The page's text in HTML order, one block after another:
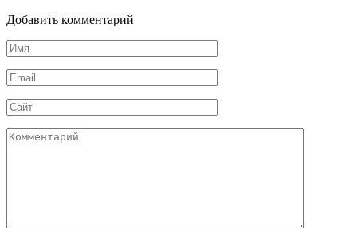
Добавить комментарий
Имя
*
Email
*
Сайт
Комментарий